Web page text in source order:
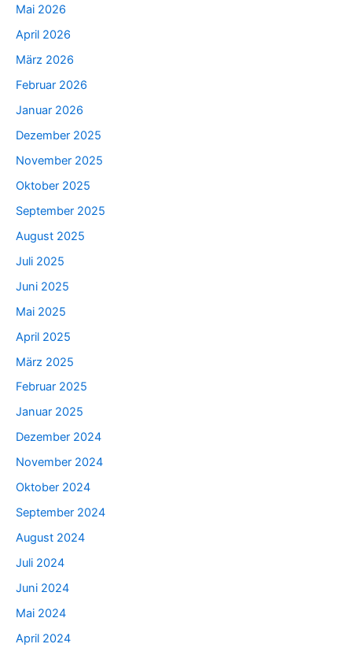
Mai 2026
April 2026
März 2026
Februar 2026
Januar 2026
Dezember 2025
November 2025
Oktober 2025
September 2025
August 2025
Juli 2025
Juni 2025
Mai 2025
April 2025
März 2025
Februar 2025
Januar 2025
Dezember 2024
November 2024
Oktober 2024
September 2024
August 2024
Juli 2024
Juni 2024
Mai 2024
April 2024